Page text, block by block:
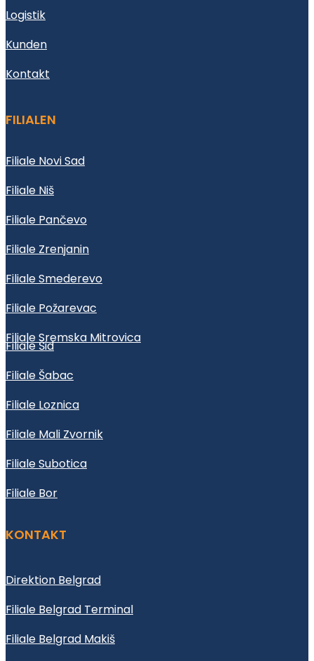
Logistik
Kunden
Kontakt
FILIALEN
Filiale Novi Sad
Filiale Niš
Filiale Pančevo
Filiale Zrenjanin
Filiale Smederevo
Filiale Požarevac
Filiale Sremska Mitrovica
Filiale Šid
Filiale Šabac
Filiale Loznica
Filiale Mali Zvornik
Filiale Subotica
Filiale Bor
KONTAKT
Direktion Belgrad
Filiale Belgrad Terminal
Filiale Belgrad Makiš